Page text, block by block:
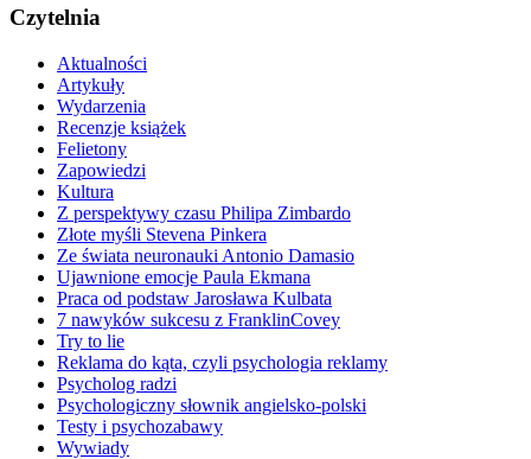
Czytelnia
Aktualności
Artykuły
Wydarzenia
Recenzje książek
Felietony
Zapowiedzi
Kultura
Z perspektywy czasu Philipa Zimbardo
Złote myśli Stevena Pinkera
Ze świata neuronauki Antonio Damasio
Ujawnione emocje Paula Ekmana
Praca od podstaw Jarosława Kulbata
7 nawyków sukcesu z FranklinCovey
Try to lie
Reklama do kąta, czyli psychologia reklamy
Psycholog radzi
Psychologiczny słownik angielsko-polski
Testy i psychozabawy
Wywiady